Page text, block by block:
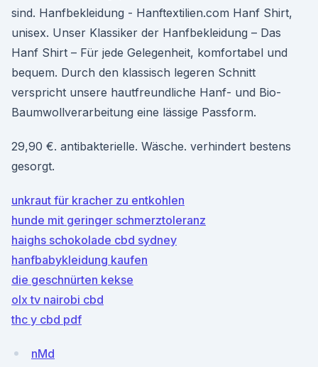
sind. Hanfbekleidung - Hanftextilien.com Hanf Shirt,
unisex. Unser Klassiker der Hanfbekleidung – Das
Hanf Shirt – Für jede Gelegenheit, komfortabel und
bequem. Durch den klassisch legeren Schnitt
verspricht unsere hautfreundliche Hanf- und Bio-
Baumwollverarbeitung eine lässige Passform.
29,90 €. antibakterielle. Wäsche. verhindert bestens
gesorgt.
unkraut für kracher zu entkohlen
hunde mit geringer schmerztoleranz
haighs schokolade cbd sydney
hanfbabykleidung kaufen
die geschnürten kekse
olx tv nairobi cbd
thc y cbd pdf
nMd